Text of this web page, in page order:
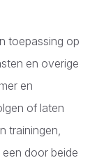
toepassing op
en overige
en
of laten
trainingen,
door beide